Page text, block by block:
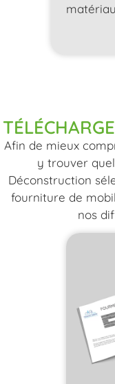
Afin de mieux
y trouver
Déconstruction
fourniture de
nos